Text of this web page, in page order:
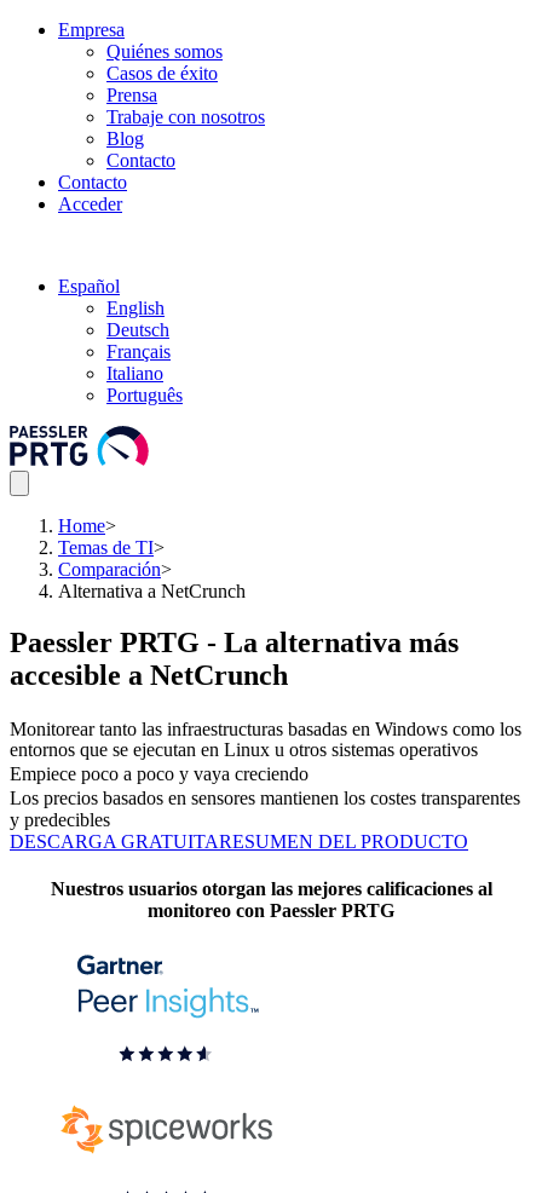
Empresa
Quiénes somos
Casos de éxito
Prensa
Trabaje con nosotros
Blog
Contacto
Contacto
Acceder
Español
English
Deutsch
Français
Italiano
Português
Home>
Temas de TI>
Comparación>
Alternativa a NetCrunch
Paessler PRTG - La alternativa más
accesible a NetCrunch
Monitorear tanto las infraestructuras basadas en Windows como los
entornos que se ejecutan en Linux u otros sistemas operativos
Empiece poco a poco y vaya creciendo
Los precios basados en sensores mantienen los costes transparentes
y predecibles
DESCARGA GRATUITARESUMEN DEL PRODUCTO
Nuestros usuarios otorgan las mejores calificaciones al
monitoreo con Paessler PRTG